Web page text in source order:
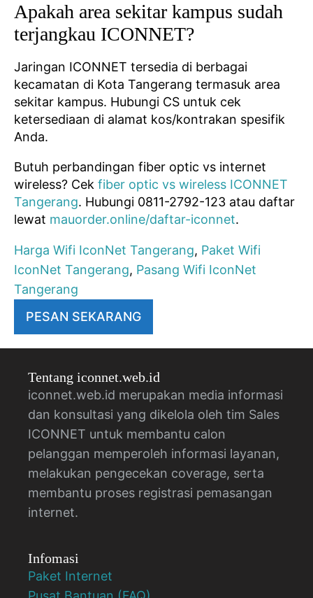
Apakah area sekitar kampus sudah
terjangkau ICONNET?
Jaringan ICONNET tersedia di berbagai
kecamatan di Kota Tangerang termasuk area
sekitar kampus. Hubungi CS untuk cek
ketersediaan di alamat kos/kontrakan spesifik
Anda.
Butuh perbandingan fiber optic vs internet
wireless? Cek fiber optic vs wireless ICONNET
Tangerang. Hubungi 0811-2792-123 atau daftar
lewat mauorder.online/daftar-iconnet.
Harga Wifi IconNet Tangerang, Paket Wifi
IconNet Tangerang, Pasang Wifi IconNet
Tangerang
PESAN SEKARANG
Tentang iconnet.web.id
iconnet.web.id merupakan media informasi
dan konsultasi yang dikelola oleh tim Sales
ICONNET untuk membantu calon
pelanggan memperoleh informasi layanan,
melakukan pengecekan coverage, serta
membantu proses registrasi pemasangan
internet.
Infomasi
Paket Internet